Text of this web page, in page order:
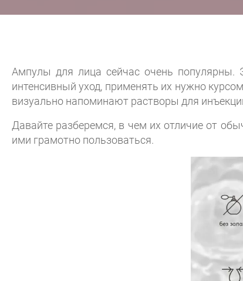
Ампулы для лица сейчас очень популярны.
интенсивный уход, применять их нужно
визуально напоминают растворы для
Давайте разберемся, в чем их отличие от
ими грамотно пользоваться.